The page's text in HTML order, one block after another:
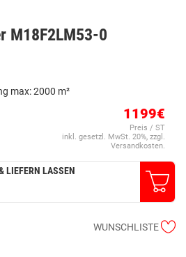
M18F2LM53-0
max: 2000 m²
1199€
Preis / ST
inkl. gesetzl. MwSt. 20%, zzgl.
Versandkosten.
LIEFERN LASSEN
WUNSCHLISTE